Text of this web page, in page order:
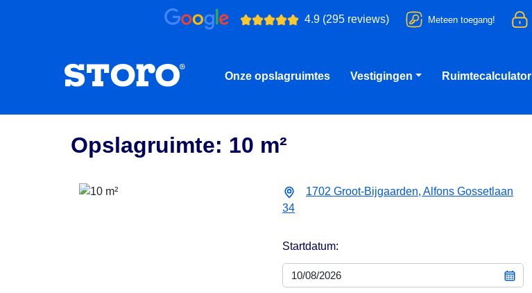
4.9 (295 reviews) Meteen toegang!
Onze opslagruimtes Vestigingen Ruimtecalculator
Opslagruimte: 10 m²
1702 Groot-Bijgaarden, Alfons Gossetlaan
34
Startdatum: